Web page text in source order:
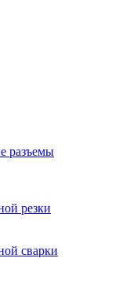
разъемы
резки
сварки